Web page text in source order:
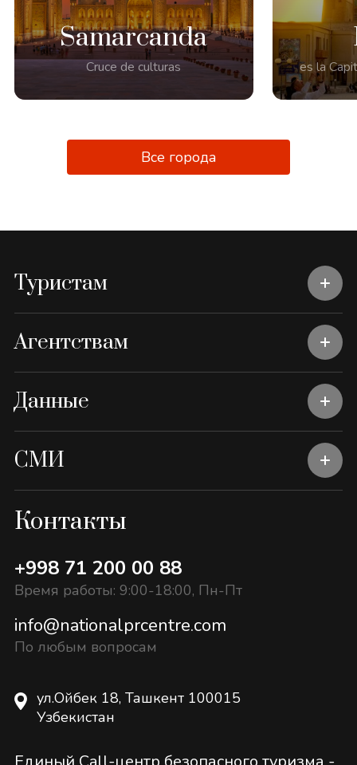
Samarcanda
Cruce de culturas es la
Все города
Туристам
Агентствам
Данные
СМИ
Контакты
+998 71 200 00 88
Время работы: 9:00-18:00, Пн-Пт
info@nationalprcentre.com
По любым вопросам
ул.Ойбек 18, Ташкент 100015
Узбекистан